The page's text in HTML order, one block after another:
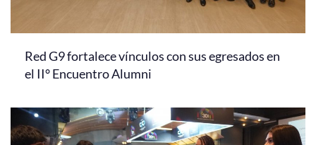
Red G9 fortalece vínculos con sus egresados en
el II° Encuentro Alumni